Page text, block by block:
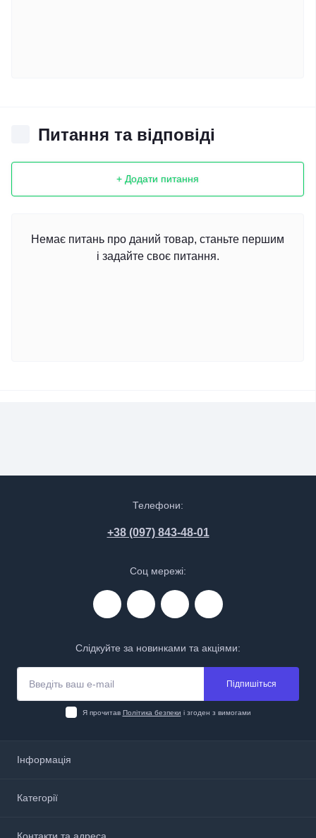
Питання та відповіді
+ Додати питання
Немає питань про даний товар, станьте першим
і задайте своє питання.
Телефони:
+38 (097) 843-48-01
Соц мережі:
Слідкуйте за новинками та акціями:
Підпишіться
Я прочитав Політика безпеки і згоден з вимогами
Інформація
Доставка і оплата
Категорії